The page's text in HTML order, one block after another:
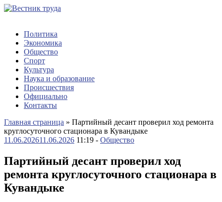
Политика
Экономика
Общество
Спорт
Культура
Наука и образование
Происшествия
Официально
Контакты
Главная страница » Партийный десант проверил ход ремонта
круглосуточного стационара в Кувандыке
11.06.202611.06.2026 11:19 - Общество
Партийный десант проверил ход
ремонта круглосуточного стационара в
Кувандыке